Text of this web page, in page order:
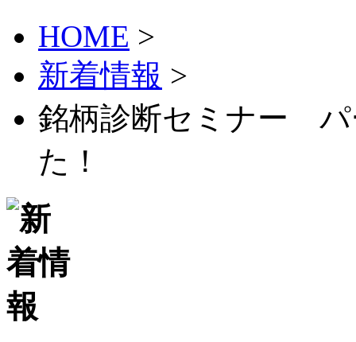
HOME >
新着情報 >
銘柄診断セミナー
た！